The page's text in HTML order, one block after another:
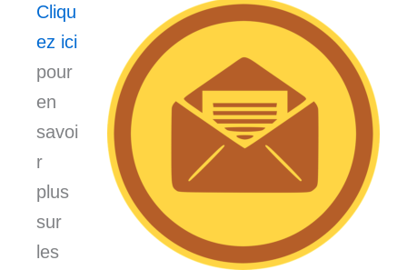
Cliqu
ez ici
pour
en
savoi
r
plus
sur
les